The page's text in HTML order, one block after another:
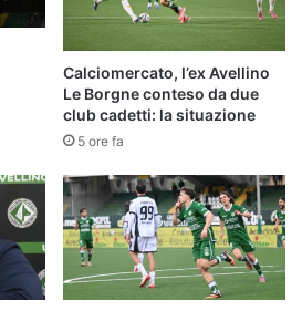
Calciomercato, l’ex Avellino
Le Borgne conteso da due
club cadetti: la situazione
5 ore fa